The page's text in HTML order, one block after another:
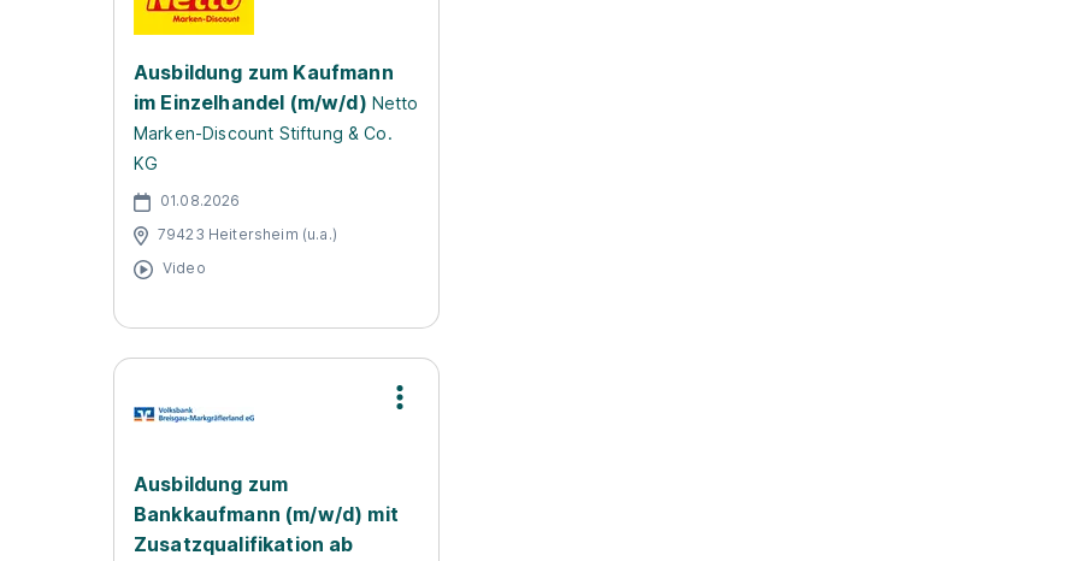
Ausbildung zum Kaufmann
im Einzelhandel (m/w/d) Netto
Marken-Discount Stiftung & Co.
KG
01.08.2026
79423 Heitersheim (u.a.)
Video
Ausbildung zum
Bankkaufmann (m/w/d) mit
Zusatzqualifikation ab